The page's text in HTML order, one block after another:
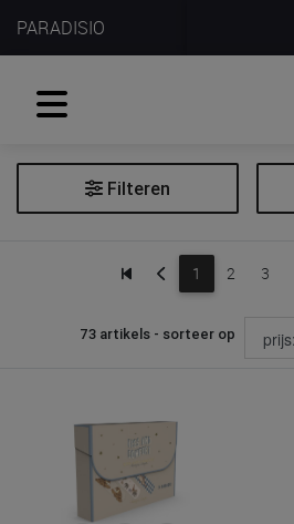
PARADISIO
Filteren
Aerosolapparaat
Aromatherapie
Thermometerset
Weegschaal
Wondverzorging
1 2 3
73 artikels - sorteer op